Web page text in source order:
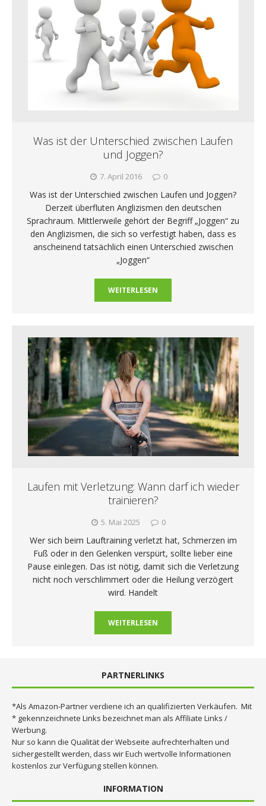
Was ist der Unterschied zwischen Laufen
und Joggen?
7. April 2016 0
Was ist der Unterschied zwischen Laufen und Joggen?
Derzeit überfluten Anglizismen den deutschen
Sprachraum. Mittlerweile gehört der Begriff „Joggen“ zu
den Anglizismen, die sich so verfestigt haben, dass es
anscheinend tatsächlich einen Unterschied zwischen
„Joggen“
WEITERLESEN
Laufen mit Verletzung: Wann darf ich wieder
trainieren?
5. Mai 2025 0
Wer sich beim Lauftraining verletzt hat, Schmerzen im
Fuß oder in den Gelenken verspürt, sollte lieber eine
Pause einlegen. Das ist nötig, damit sich die Verletzung
nicht noch verschlimmert oder die Heilung verzögert
wird. Handelt
WEITERLESEN
PARTNERLINKS
*Als Amazon-Partner verdiene ich an qualifizierten Verkäufen. Mit
* gekennzeichnete Links bezeichnet man als Affiliate Links /
Werbung.
Nur so kann die Qualität der Webseite aufrechterhalten und
sichergestellt werden, dass wir Euch wertvolle Informationen
kostenlos zur Verfügung stellen können.
INFORMATION